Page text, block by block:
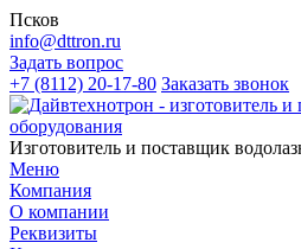
Псков
info@dttron.ru
Задать вопрос
+7 (8112) 20-17-80 Заказать звонок
Изготовитель и поставщик
Меню
Компания
О компании
Реквизиты